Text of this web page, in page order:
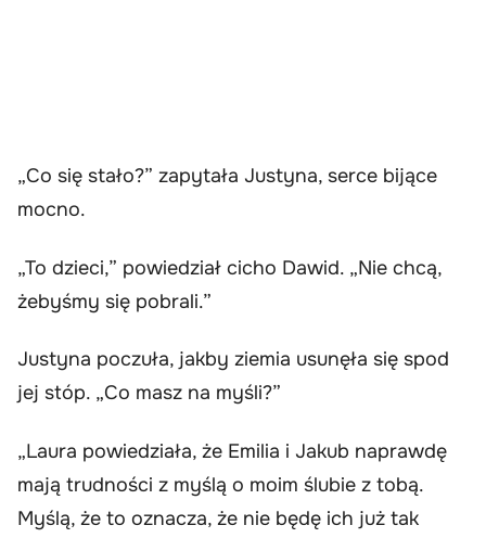
„Co się stało?” zapytała Justyna, serce bijące
mocno.
„To dzieci,” powiedział cicho Dawid. „Nie chcą,
żebyśmy się pobrali.”
Justyna poczuła, jakby ziemia usunęła się spod
jej stóp. „Co masz na myśli?”
„Laura powiedziała, że Emilia i Jakub naprawdę
mają trudności z myślą o moim ślubie z tobą.
Myślą, że to oznacza, że nie będę ich już tak